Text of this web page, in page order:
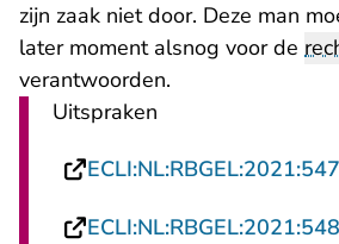
zijn zaak niet door. Deze man
later moment alsnog voor de
verantwoorden.
Uitspraken